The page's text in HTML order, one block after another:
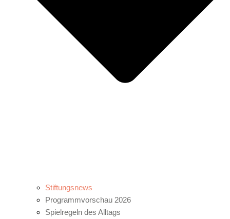
Stiftungsnews
Programmvorschau 2026
Spielregeln des Alltags